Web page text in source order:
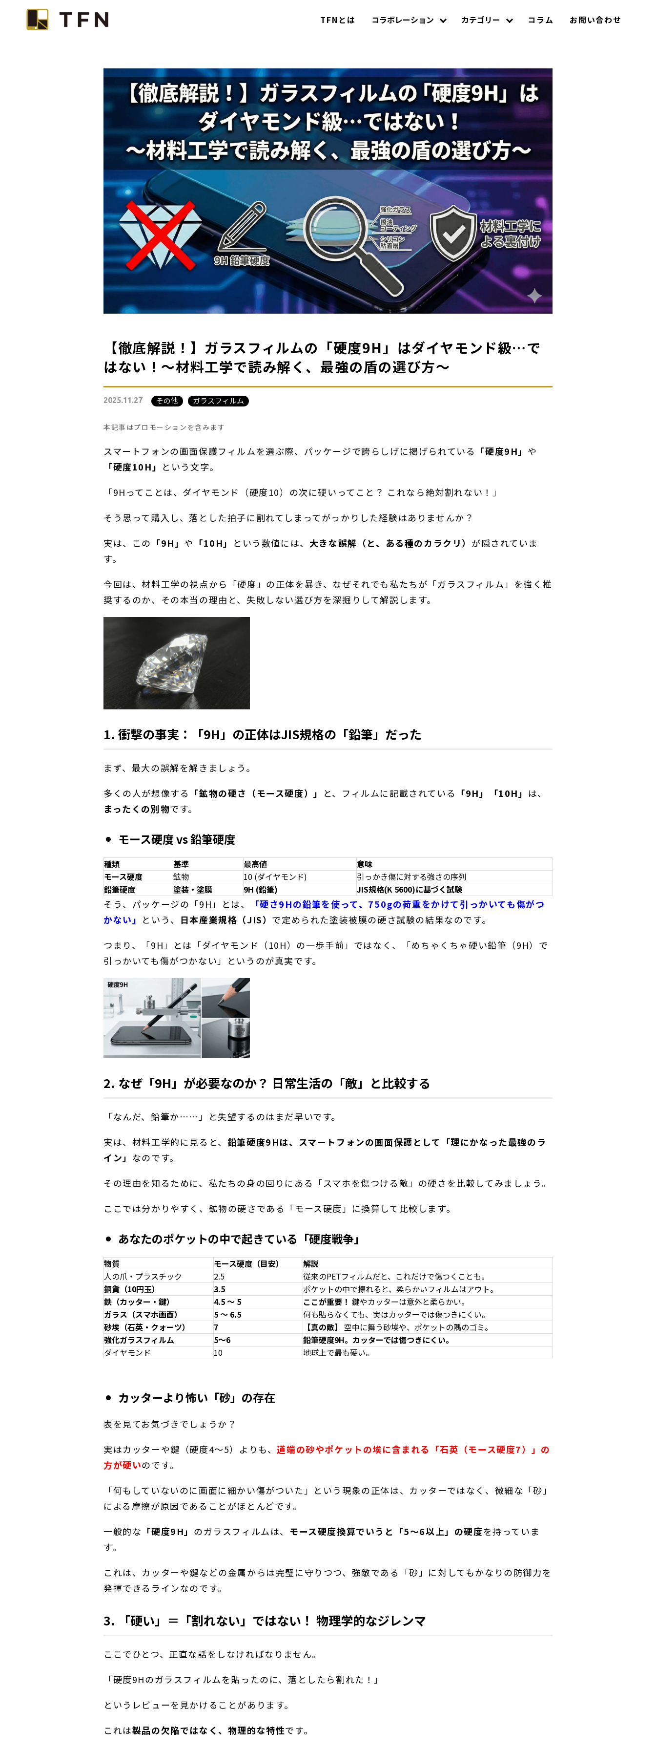
TFNとは コラボレーション カテゴリー コラム お問い合わせ
TFNとは
コラボレーション
カテゴリー
コラム
お問い合わせ
【徹底解説！】ガラスフィルムの「硬度9H」はダイヤモンド級…で
はない！～材料工学で読み解く、最強の盾の選び方～
2025.11.27 その他 ガラスフィルム
本記事はプロモーションを含みます
スマートフォンの画面保護フィルムを選ぶ際、パッケージで誇らしげに掲げられている 「硬度9H」 や
「硬度10H」 という文字。
「9Hってことは、ダイヤモンド（硬度10）の次に硬いってこと？ これなら絶対割れない！」
そう思って購入し、落とした拍子に割れてしまってがっかりした経験はありませんか？
実は、この 「9H」 や 「10H」 という数値には、 大きな誤解（と、ある種のカラクリ） が隠されていま
す。
今回は、材料工学の視点から「硬度」の正体を暴き、なぜそれでも私たちが「ガラスフィルム」を強く推
奨するのか、その本当の理由と、失敗しない選び方を深掘りして解説します。
1. 衝撃の事実：「9H」の正体はJIS規格の「鉛筆」だった
まず、最大の誤解を解きましょう。
多くの人が想像する 「鉱物の硬さ（モース硬度）」 と、フィルムに記載されている 「9H」「10H」 は、
まったくの別物です。
モース硬度 vs 鉛筆硬度
種類 基準 最高値
意味
モース硬度
鉱物 10 (ダイヤモンド)
引っかき傷に対する強さの序列
鉛筆硬度
塗装・塗膜 9H (鉛筆) JIS規格(K 5600)に基づく試験
そう、パッケージの「9H」とは、
「硬さ9Hの鉛筆を使って、750gの荷重をかけて引っかいても傷がつ
かない」 という、 日本産業規格（JIS） で定められた塗装被膜の硬さ試験の結果なのです。
つまり、「9H」とは「ダイヤモンド（10H）の一歩手前」ではなく、「めちゃくちゃ硬い鉛筆（9H）で
引っかいても傷がつかない」というのが真実です。
2. なぜ「9H」が必要なのか？ 日常生活の「敵」と比較する
「なんだ、鉛筆か……」と失望するのはまだ早いです。
実は、材料工学的に見ると、 鉛筆硬度9Hは、スマートフォンの画面保護として「理にかなった最強のラ
イン」 なのです。
その理由を知るために、私たちの身の回りにある「スマホを傷つける敵」の硬さを比較してみましょう。
ここでは分かりやすく、鉱物の硬さである「モース硬度」に換算して比較します。
あなたのポケットの中で起きている「硬度戦争」
物質 モース硬度（目安）
解説
人の爪・プラスチック
2.5
従来のPETフィルムだと、これだけで傷つくことも。
銅貨（10円玉）
3.5
ポケットの中で擦れると、柔らかいフィルムはアウト。
鉄（カッター・鍵）
4.5 〜 5 ここが重要！ 鍵やカッターは意外と柔らかい。
ガラス（スマホ画面）
5 〜 6.5
何も貼らなくても、実はカッターでは傷つきにくい。
砂埃（石英・クォーツ）
7 【真の敵】 空中に舞う砂埃や、ポケットの隅のゴミ。
強化ガラスフィルム
5～6 鉛筆硬度9H。カッターでは傷つきにくい。
ダイヤモンド
10 地球上で最も硬い。
カッターより怖い「砂」の存在
表を見てお気づきでしょうか？
実はカッターや鍵（硬度4〜5）よりも、道端の砂やポケットの埃に含まれる「石英（モース硬度7）」の
方が硬いのです。
「何もしていないのに画面に細かい傷がついた」という現象の正体は、カッターではなく、微細な「砂」
による摩擦が原因であることがほとんどです。
一般的な 「硬度9H」 のガラスフィルムは、 モース硬度換算でいうと「5〜6以上」の硬度を持っていま
す。
これは、カッターや鍵などの金属からは完璧に守りつつ、強敵である「砂」に対してもかなりの防御力を
発揮できるラインなのです。
3. 「硬い」＝「割れない」ではない！ 物理学的なジレンマ
ここでひとつ、正直な話をしなければなりません。
「硬度9Hのガラスフィルムを貼ったのに、落としたら割れた！」
というレビューを見かけることがあります。
これは製品の欠陥ではなく、物理的な特性です。